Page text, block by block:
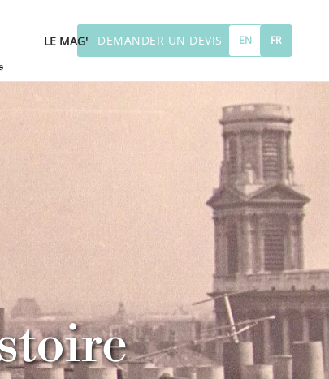
LE MAG' DEMANDER UN DEVIS EN FR